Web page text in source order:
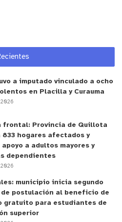
a imputado vinculado a ocho
en Placilla y Curauma
2026
frontal: Provincia de Quillota
hogares afectados y
a adultos mayores y
dependientes
2026
municipio inicia segundo
postulación al beneficio de
gratuito para estudiantes de
superior